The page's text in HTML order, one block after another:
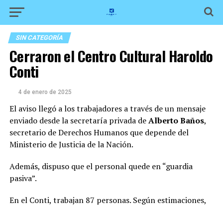
SIN CATEGORÍA
Cerraron el Centro Cultural Haroldo
Conti
4 de enero de 2025
El aviso llegó a los trabajadores a través de un mensaje
enviado desde la secretaría privada deAlberto Baños,
secretario de Derechos Humanos que depende del
Ministerio de Justicia de la Nación.
Además, dispuso que el personal quede en “guardia
pasiva”.
En el Conti, trabajan 87 personas. Según estimaciones,